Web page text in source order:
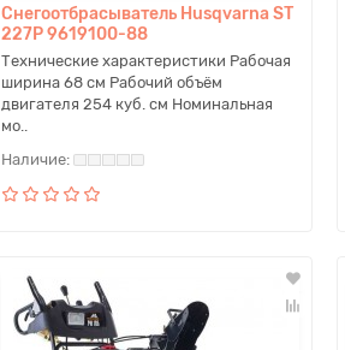
Снегоотбрасыватель Husqvarna ST
227P 9619100-88
Технические характеристики Рабочая
ширина 68 см Рабочий объём
двигателя 254 куб. см Номинальная
мо..